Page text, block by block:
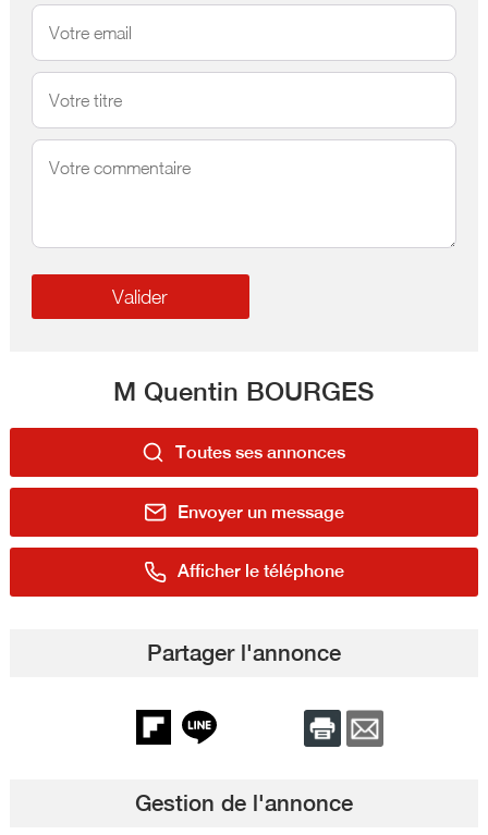
M Quentin BOURGES
Toutes ses annonces
Envoyer un message
Afficher le téléphone
Partager l'annonce
Gestion de l'annonce